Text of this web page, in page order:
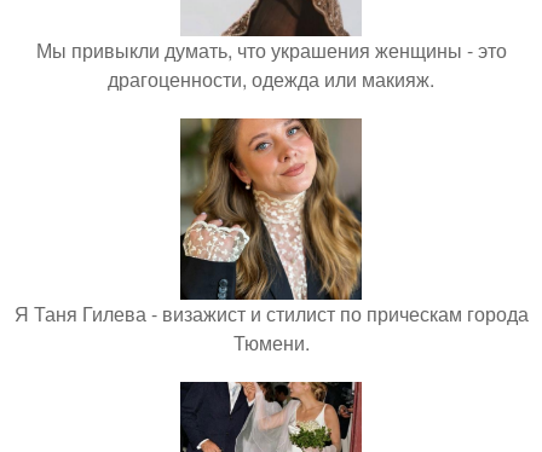
Мы привыкли думать, что украшения женщины - это
драгоценности, одежда или макияж.
Я Таня Гилева - визажист и стилист по прическам города
Тюмени.